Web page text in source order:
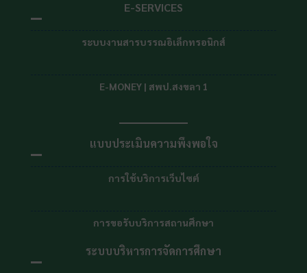
E-SERVICES
ระบบงานสารบรรณอิเล็กทรอนิกส์
E-MONEY | สพป.สงขลา 1
แบบประเมินความพึงพอใจ
การใช้บริการเว็บไซต์
การขอรับบริการสถานศึกษา
ระบบบริหารการจัดการศึกษา